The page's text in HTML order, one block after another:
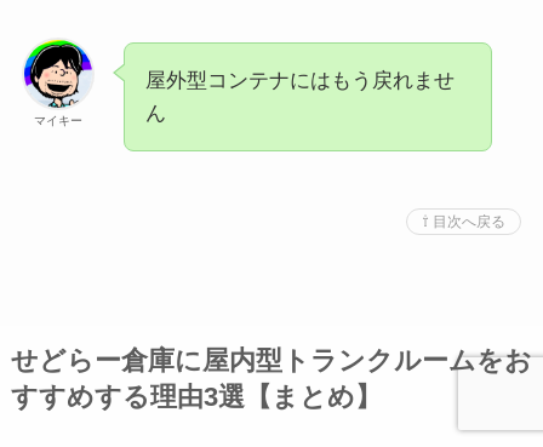
マイキー
屋外型コンテナにはもう戻れませ
ん
⇧ 目次へ戻る
せどらー倉庫に屋内型トランクルームをお
すすめする理由3選【まとめ】